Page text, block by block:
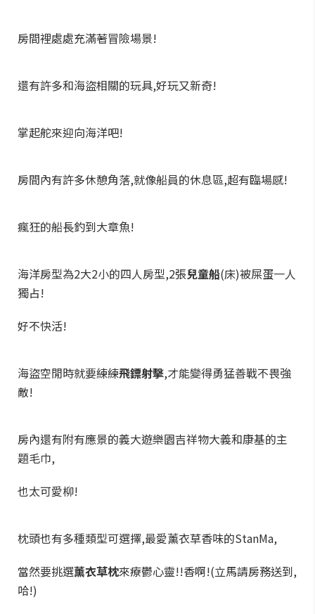
房間裡處處充滿著冒險場景!
還有許多和海盜相關的玩具,好玩又新奇!
掌起舵來迎向海洋吧!
房間內有許多休憩角落,就像船員的休息區,超有臨場感!
瘋狂的船長釣到大章魚!
海洋房型為2大2小的四人房型,2張兒童船(床)被屎蛋一人
獨占!
好不快活!
海盜空閒時就要練練飛鏢射擊,才能變得勇猛善戰不畏強
敵!
房內還有附有應景的義大遊樂園吉祥物大義和康基的主
題毛巾,
也太可愛柳!
枕頭也有多種類型可選擇,最愛薰衣草香味的StanMa,
當然要挑選薰衣草枕來療鬱心靈!!香啊!(立馬請房務送到,
哈!)